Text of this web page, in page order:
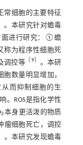
常细胞的主要特征
。本研究针对蟾毒
面进行研究：①蟾
称为程序性细胞死
调控等 ［9］ 。本研
数量明显增加，
而抑制细胞的生
ROS是指化学性
2本身更活泼的物质
瘤细胞死亡，调控
。本研究发现蟾毒